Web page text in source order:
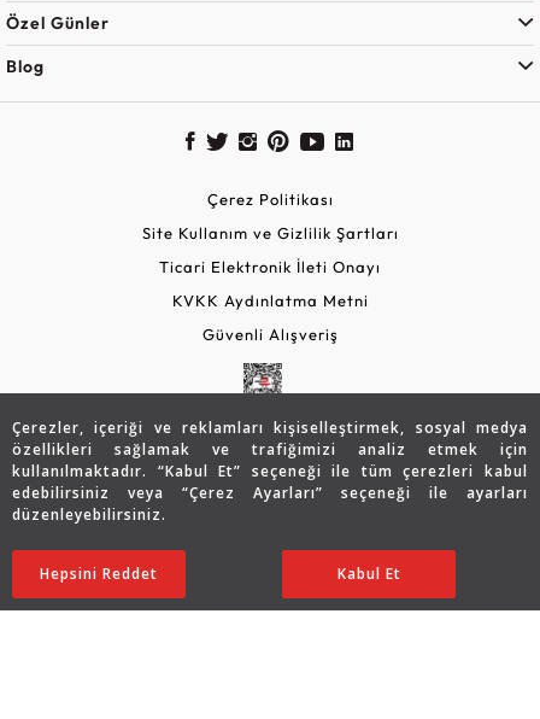
Çerezler, içeriği ve reklamları kişiselleştirmek, sosyal medya
özellikleri sağlamak ve trafiğimizi analiz etmek için
kullanılmaktadır. “Kabul Et” seçeneği ile tüm çerezleri kabul
edebilirsiniz veya “Çerez Ayarları” seçeneği ile ayarları
düzenleyebilirsiniz.
Ayarları Düzenle
Hepsini Reddet Kabul Et
10.538TL SATIN ALIN
Özel Günler
Blog
Çerez Politikası
Site Kullanım ve Gizlilik Şartları
Ticari Elektronik İleti Onayı
KVKK Aydınlatma Metni
Güvenli Alışveriş
Copyright © 2026 Assos Pırlanta - Bu sitenin tüm hakları